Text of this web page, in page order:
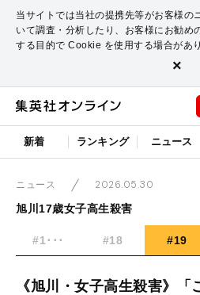
当サイトでは当社の提携先等がお客様の
いて調査・分析したり、お客様にお勧め
する目的で Cookie を使用する場合があり
×
新着 ランキング ニュース
ニュース
2026.05.30
旭川17歳女子高生殺害
#1･･･ #18 #19
《旭川・女子高生殺害》